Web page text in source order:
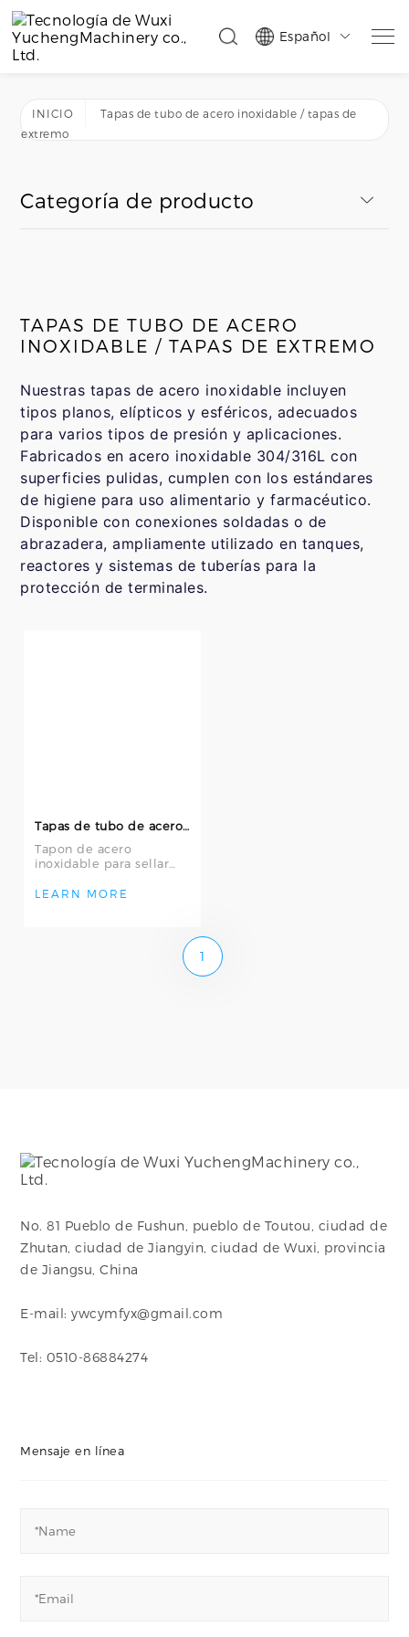
Español 
INICIO
Tapas de tubo de acero inoxidable / tapas de
extremo
Categoría de producto
TAPAS DE TUBO DE ACERO
INOXIDABLE / TAPAS DE EXTREMO
Nuestras tapas de acero inoxidable incluyen
tipos planos, elípticos y esféricos, adecuados
para varios tipos de presión y aplicaciones.
Fabricados en acero inoxidable 304/316L con
superficies pulidas, cumplen con los estándares
de higiene para uso alimentario y farmacéutico.
Disponible con conexiones soldadas o de
abrazadera, ampliamente utilizado en tanques,
reactores y sistemas de tuberías para la
protección de terminales.
Tapon de acero
inoxidable para sellar
equipos: confiable, fácil
LEARN MORE
1
No. 81 Pueblo de Fushun, pueblo de Toutou, ciudad de
Zhutan, ciudad de Jiangyin, ciudad de Wuxi, provincia
de Jiangsu, China
E-mail: ywcymfyx@gmail.com
Tel: 0510-86884274
Mensaje en línea